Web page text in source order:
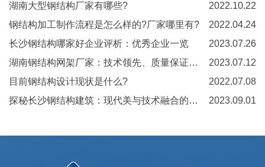
湖南大型钢结构厂家有哪些?
2022.10.22
钢结构加工制作流程是怎么样的?厂家哪里有?
2022.04.24
长沙钢结构哪家好企业评析：优秀企业一览
2023.07.26
湖南钢结构网架厂家：技术领先、质量保证的建筑利器
2023.07.12
目前钢结构设计现状是什么?
2022.07.08
探秘长沙钢结构建筑：现代美与技术融合的典范
2023.09.01